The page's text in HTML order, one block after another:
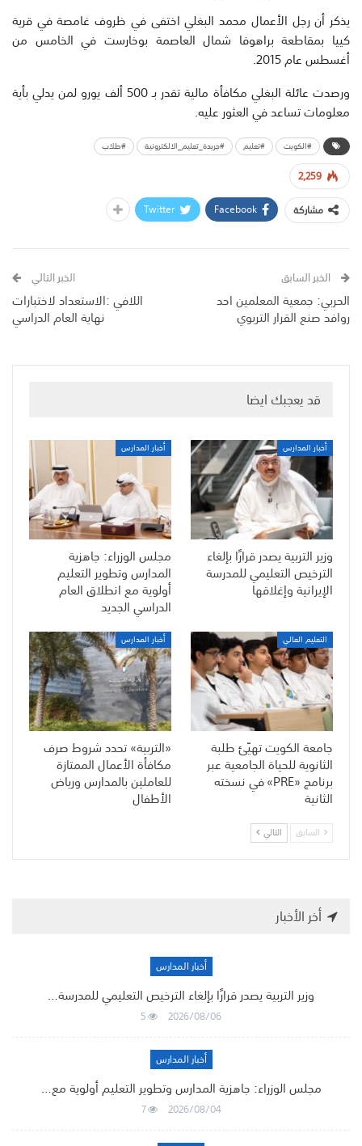
يذكر أن رجل الأعمال محمد البغلي اختفى في ظروف غامصة في قرية
كييا بمقاطعة براهوفا شمال العاصمة بوخارست في الخامس من
أغسطس عام 2015.
ورصدت عائلة البغلي مكافأة مالية تقدر بـ 500 ألف يورو لمن يدلي بأية
معلومات تساعد في العثور عليه.
#الكويت #تعليم #جريدة_تعليم_الالكترونية #طلاب
2,259
مشاركة
Facebook
Twitter
الخبر السابق
الحربي: جمعية المعلمين احد
روافد صنع القرار التربوي
الخبر التالي
اللافي :الاستعداد لاختبارات
نهاية العام الدراسي
قد يعجبك ايضا
أخبار المدارس
وزير التربية يصدر قرارًا بإلغاء
الترخيص التعليمي للمدرسة
الإيرانية وإغلاقها
أخبار المدارس
مجلس الوزراء: جاهزية
المدارس وتطوير التعليم
أولوية مع انطلاق العام
الدراسي الجديد
التعليم العالي
جامعة الكويت تهيّئ طلبة
الثانوية للحياة الجامعية عبر
برنامج «PRE» في نسخته
الثانية
أخبار المدارس
«التربية» تحدد شروط صرف
مكافأة الأعمال الممتازة
للعاملين بالمدارس ورياض
الأطفال
السابق التالي
أخر الأخبار
أخبار المدارس
وزير التربية يصدر قرارًا بإلغاء الترخيص التعليمي للمدرسة…
2026/08/06
5
أخبار المدارس
مجلس الوزراء: جاهزية المدارس وتطوير التعليم أولوية مع…
2026/08/04
7